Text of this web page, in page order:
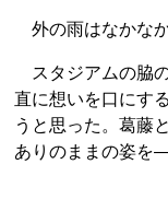
外の雨はなかな
スタジアムの脇
直に想いを口にす
うと思った。葛藤
ありのままの姿を